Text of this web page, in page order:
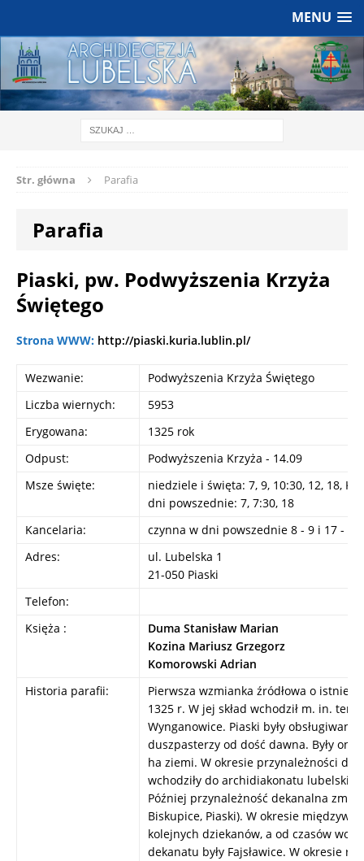
MENU
Str. główna Parafia
Parafia
Piaski, pw. Podwyższenia Krzyża
Świętego
Strona WWW: http://piaski.kuria.lublin.pl/
Wezwanie:
Podwyższenia Krzyża Świętego
Liczba wiernych:
5953
Erygowana:
1325 rok
Odpust:
Podwyższenia Krzyża - 14.09
Msze święte:
niedziele i święta: 7, 9, 10:30, 12, 18,
dni powszednie: 7, 7:30, 18
Kancelaria:
czynna w dni powszednie 8 - 9 i 17 - 18
Adres:
ul. Lubelska 1
21-050 Piaski
Telefon:
Księża :
Duma Stanisław Marian
Kozina Mariusz Grzegorz
Komorowski Adrian
Historia parafii:
Pierwsza wzmianka źródłowa o
1325 r. W jej skład wchodził m. in.
Wynganowice. Piaski były
duszpasterzy od dość dawna. Były
ha ziemi. W okresie przynależności do
wchodziły do archidiakonatu
Później przynależność dekanalna
Biskupice, Piaski). W okresie
kolejnych dziekanów, a od czasów
dekanatu były Fajsławice. W okresie